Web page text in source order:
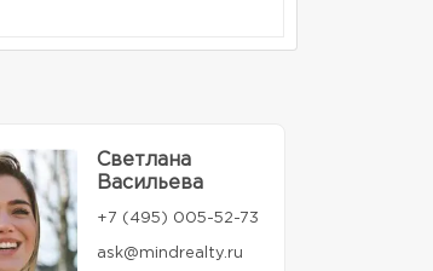
Светлана
Васильева
+7 (495) 005-52-73
ask@mindrealty.ru